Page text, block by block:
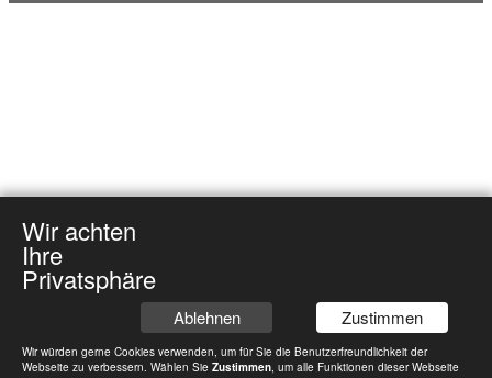
Wir achten
Ihre
Privatsphäre
Ablehnen Zustimmen
Wir würden gerne Cookies verwenden, um für Sie die Benutzerfreundlichkeit der
Webseite zu verbessern. Wählen Sie Zustimmen, um alle Funktionen dieser Webseite